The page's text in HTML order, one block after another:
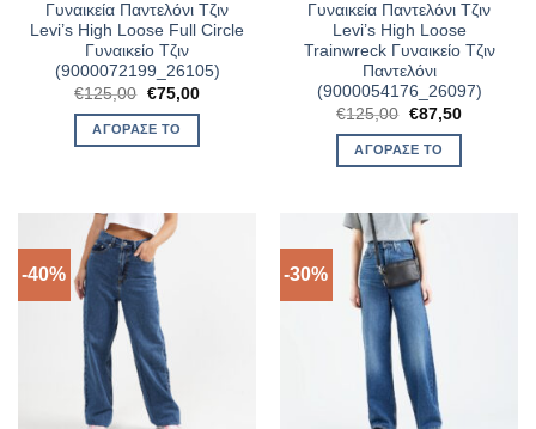
Γυναικεία Παντελόνι Τζιν
Levi’s High Loose Full Circle
Γυναικείο Τζιν
(9000072199_26105)
€125,00 Original
price
was:
€125,00.
€75,00Η
ΑΓΌΡΑΣΈ ΤΟ
Γυναικεία Παντελόνι Τζιν
Levi’s High Loose
Trainwreck Γυναικείο Τζιν
Παντελόνι
(9000054176_26097)
€125,00 Original
price
was:
€125,00.
€87,50Η
ΑΓΌΡΑΣΈ ΤΟ
-40% -30%